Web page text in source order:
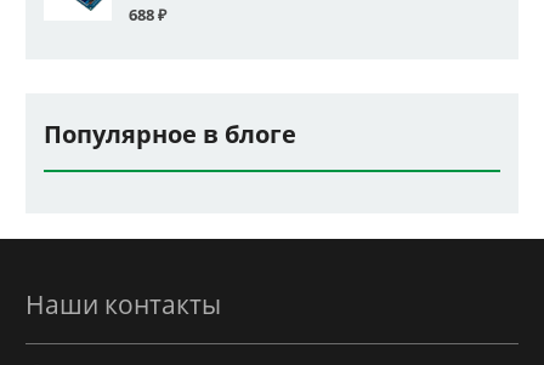
688₽
Популярное в блоге
Наши контакты